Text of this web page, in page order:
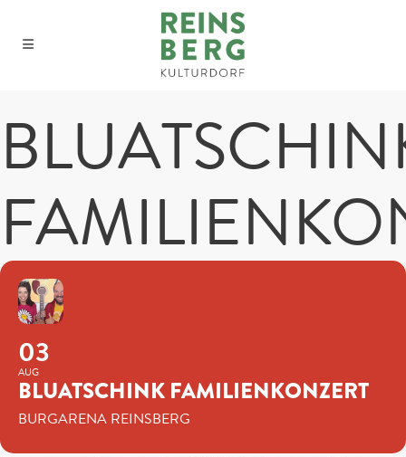
03
AUG
BLUATSCHINK FAMILIENKONZERT
BURGARENA REINSBERG